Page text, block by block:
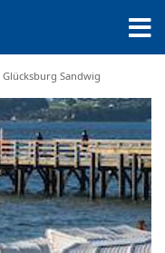
Glücksburg Sandwig